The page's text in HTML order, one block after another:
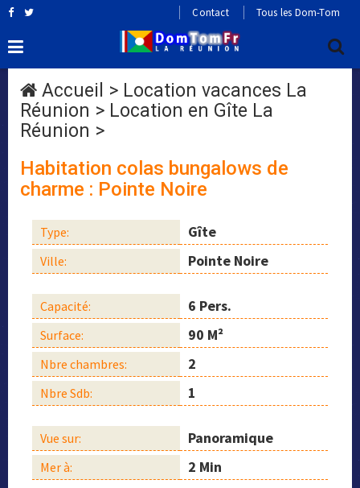
Contact Tous les Dom-Tom
Accueil > Location vacances La
Réunion > Location en Gîte La
Réunion >
Habitation colas bungalows de
charme : Pointe Noire
Type: Gîte
Ville: Pointe Noire
Capacité: 6 Pers.
Surface: 90 M²
Nbre chambres: 2
Nbre Sdb: 1
Vue sur: Panoramique
Mer à: 2 Min